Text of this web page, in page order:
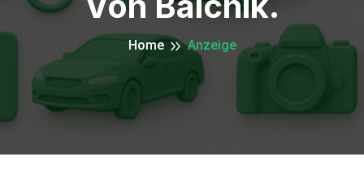
Home Anzeige